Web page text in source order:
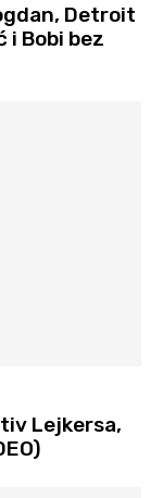
Detroit
i Bobi bez
Lejkersa,